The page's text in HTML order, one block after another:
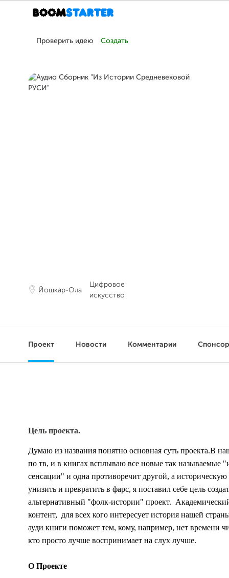
Проверить идею Создать
Йошкар-Ола
Цифровое
искусство
Проект Новости Комментарии
Цель проекта.
Думаю из названия понятно основная суть проекта.В
по тв, и в книгах всплываю все новые так называемые
сенсации" и одна противоречит другой, а
унизить и превратить в фарс, я поставил себе цель
альтернативный "фолк-истории" проект.
контент, для всех кого интересует история нашей
ауди книги поможет тем, кому, например, нет времени
кто просто лучше воспринимает на слух лучше.
О Проекте